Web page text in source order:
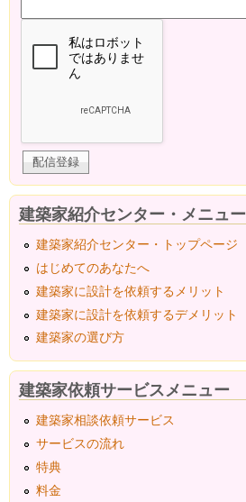
建築家紹介センター・メニュー
建築家紹介センター・トップページ
はじめてのあなたへ
建築家に設計を依頼するメリット
建築家に設計を依頼するデメリット
建築家の選び方
建築家依頼サービスメニュー
建築家相談依頼サービス
サービスの流れ
特典
料金